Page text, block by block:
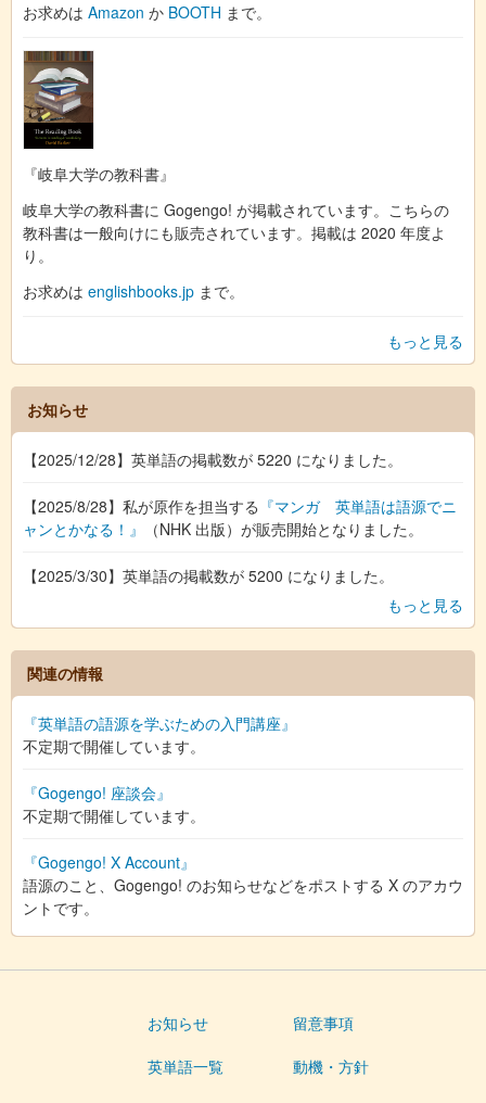
お求めは Amazon か BOOTH まで。
『岐阜大学の教科書』
岐阜大学の教科書に Gogengo! が掲載されています。こちらの
教科書は一般向けにも販売されています。掲載は 2020 年度よ
り。
お求めは englishbooks.jp まで。
もっと見る
お知らせ
【2025/12/28】英単語の掲載数が 5220 になりました。
【2025/8/28】私が原作を担当する 『マンガ 英単語は語源でニ
ャンとかなる！』
（NHK 出版）が販売開始となりました。
【2025/3/30】英単語の掲載数が 5200 になりました。
もっと見る
関連の情報
『英単語の語源を学ぶための入門講座』
不定期で開催しています。
『Gogengo! 座談会』
不定期で開催しています。
『Gogengo! X Account』
語源のこと、Gogengo! のお知らせなどをポストする X のアカウ
ントです。
お知らせ
英単語一覧
留意事項
動機・方針